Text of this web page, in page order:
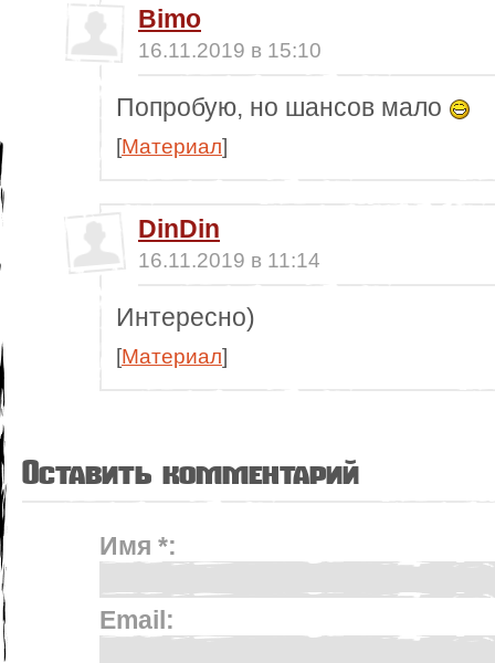
Bimo
16.11.2019 в 15:10
Попробую, но шансов мало
[Материал]
DinDin
16.11.2019 в 11:14
Интересно)
[Материал]
Оставить комментарий
Имя *:
Email: